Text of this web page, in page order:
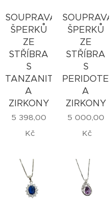
SOUPRAVA
ŠPERKŮ
ZE
STŘÍBRA
S
TANZANITEM
A
ZIRKONY
5 398,00
Kč
SOUPRAVA
ŠPERKŮ
ZE
STŘÍBRA
S
PERIDOTEM
A
ZIRKONY
5 000,00
Kč